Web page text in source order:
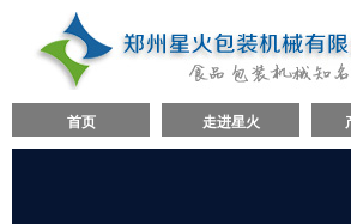
首页 走进星火